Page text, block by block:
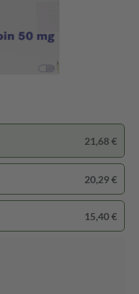
21,68 €
20,29 €
15,40 €